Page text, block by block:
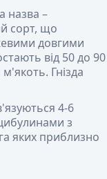
назва –
сорт, що
довгими
від 50 до 90
Гнізда
4-6
з
яких приблизно